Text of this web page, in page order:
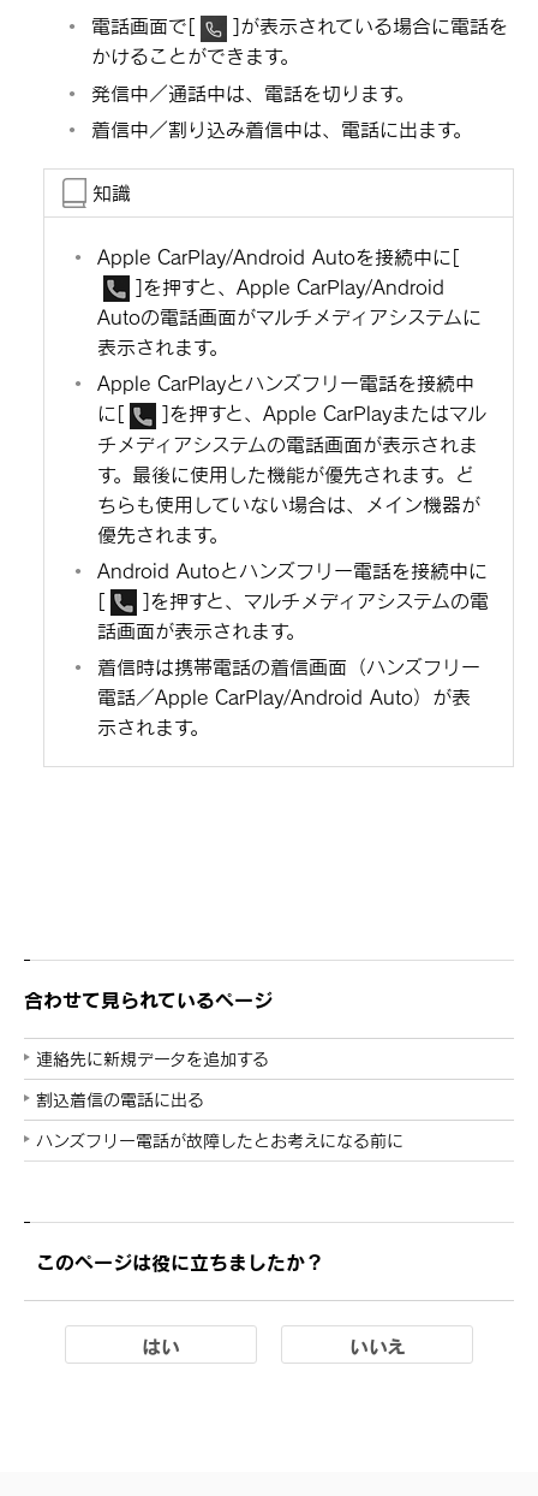
電話画面で[‍ ‍]が表示されている場合に電話を
かけることができます。
発信中／通話中は、電話を切ります。
着信中／割り込み着信中は、電話に出ます。
知識
Apple CarPlay/Android Autoを接続中に [‍
‍]を押すと、Apple CarPlay/Android
Autoの電話画面がマルチメディアシステムに
表示されます。
Apple CarPlayとハンズフリー電話を接続中
に [‍ ‍]を押すと、Apple CarPlayまたはマル
チメディアシステムの電話画面が表示されま
す。最後に使用した機能が優先されます。ど
ちらも使用していない場合は、メイン機器が
優先されます。
Android Autoとハンズフリー電話を接続中に
[‍
‍]を押すと、マルチメディアシステムの電
話画面が表示されます。
着信時は携帯電話の着信画面（ハンズフリー
電話／Apple CarPlay/Android Auto）が表
示されます。
合わせて見られているページ
連絡先に新規データを追加する
割込着信の電話に出る
ハンズフリー電話が故障したとお考えになる前に
このページは役に立ちましたか？
はい いいえ